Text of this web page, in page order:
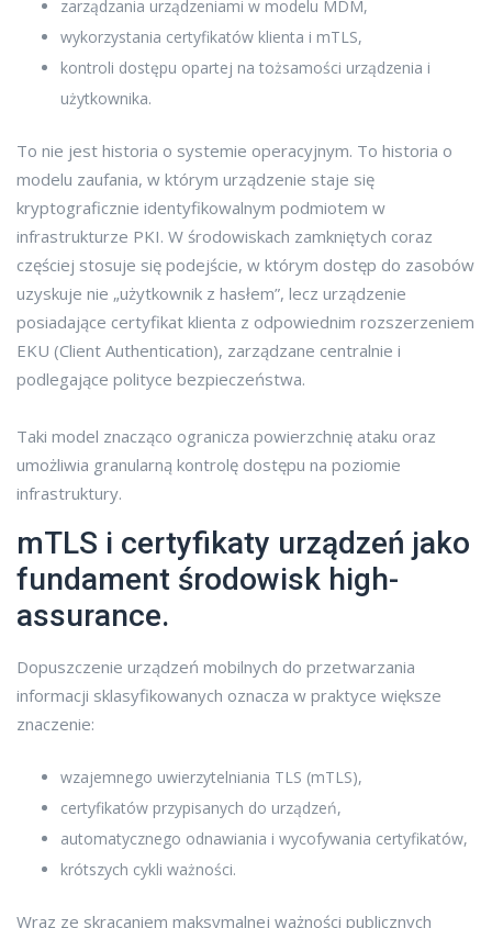
zarządzania urządzeniami w modelu MDM,
wykorzystania certyfikatów klienta i mTLS,
kontroli dostępu opartej na tożsamości urządzenia i
użytkownika.
To nie jest historia o systemie operacyjnym. To historia o
modelu zaufania, w którym urządzenie staje się
kryptograficznie identyfikowalnym podmiotem w
infrastrukturze PKI. W środowiskach zamkniętych coraz
częściej stosuje się podejście, w którym dostęp do zasobów
uzyskuje nie „użytkownik z hasłem”, lecz urządzenie
posiadające certyfikat klienta z odpowiednim rozszerzeniem
EKU (Client Authentication), zarządzane centralnie i
podlegające polityce bezpieczeństwa.
Taki model znacząco ogranicza powierzchnię ataku oraz
umożliwia granularną kontrolę dostępu na poziomie
infrastruktury.
mTLS i certyfikaty urządzeń jako
fundament środowisk high-
assurance.
Dopuszczenie urządzeń mobilnych do przetwarzania
informacji sklasyfikowanych oznacza w praktyce większe
znaczenie:
wzajemnego uwierzytelniania TLS (mTLS),
certyfikatów przypisanych do urządzeń,
automatycznego odnawiania i wycofywania certyfikatów,
krótszych cykli ważności.
Wraz ze skracaniem maksymalnej ważności publicznych